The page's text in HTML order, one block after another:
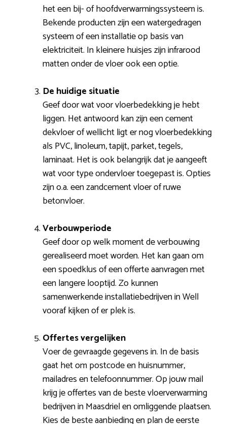
het een bij- of hoofdverwarmingssysteem is.
Bekende producten zijn een watergedragen
systeem of een installatie op basis van
elektriciteit. In kleinere huisjes zijn infrarood
matten onder de vloer ook een optie.
De huidige situatie
Geef door wat voor vloerbedekking je hebt
liggen. Het antwoord kan zijn een cement
dekvloer of wellicht ligt er nog vloerbedekking
als PVC, linoleum, tapijt, parket, tegels,
laminaat. Het is ook belangrijk dat je aangeeft
wat voor type ondervloer toegepast is. Opties
zijn o.a. een zandcement vloer of ruwe
betonvloer.
Verbouwperiode
Geef door op welk moment de verbouwing
gerealiseerd moet worden. Het kan gaan om
een spoedklus of een offerte aanvragen met
een langere looptijd. Zo kunnen
samenwerkende installatiebedrijven in Well
vooraf kijken of er plek is.
Offertes vergelijken
Voer de gevraagde gegevens in. In de basis
gaat het om postcode en huisnummer,
mailadres en telefoonnummer. Op jouw mail
krijg je offertes van de beste vloerverwarming
bedrijven in Maasdriel en omliggende plaatsen.
Kies de beste aanbieding en plan de eerste